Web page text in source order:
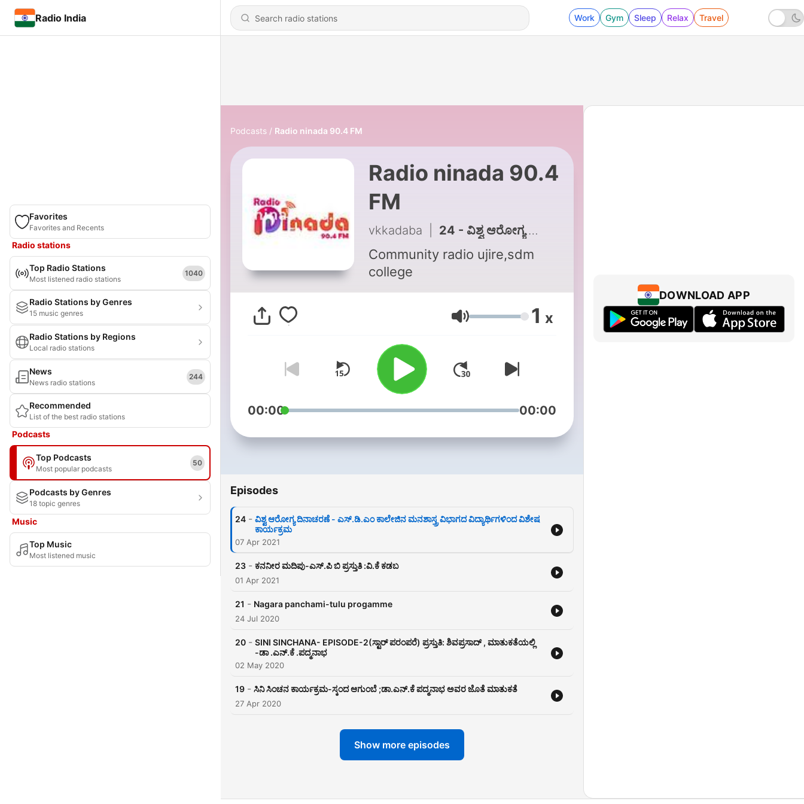
Radio India Work Gym Sleep Relax Travel
Favorites
Favorites and Recents
Radio stations
Top Radio Stations
Most listened radio stations
1040
Radio Stations by Genres
15 music genres
Radio Stations by Regions
Local radio stations
News
News radio stations
244
Recommended
List of the best radio stations
Podcasts
Top Podcasts
Most popular podcasts
50
Podcasts by Genres
18 topic genres
Music
Top Music
Most listened music
Podcasts Radio ninada 90.4 FM
Radio ninada 90.4
FM
vkkadaba 24 - ವಿಶ್ವ ಆರೋಗ್ಯ ದಿನಾಚರಣೆ - ಎಸ್.ಡಿ.ಎಂ ಕಾಲೇಜಿನ ಮನಶಾಸ್ತ್ರ ವಿಭಾಗದ ವಿದ್ಯಾರ್ಥಿಗಳಿಂದ ವಿಶೇಷ ಕಾರ್ಯಕ್ರಮ
Community radio ujire,sdm
college
Volume 1 x
00:00 00:00
Episodes
24 - ವಿಶ್ವ ಆರೋಗ್ಯ ದಿನಾಚರಣೆ - ಎಸ್.ಡಿ.ಎಂ ಕಾಲೇಜಿನ ಮನಶಾಸ್ತ್ರ ವಿಭಾಗದ ವಿದ್ಯಾರ್ಥಿಗಳಿಂದ ವಿಶೇಷ
ಕಾರ್ಯಕ್ರಮ
07 Apr 2021
23 - ಕನನೀರ ಮದಿಪು-ಎಸ್.ಪಿ ಬಿ ಪ್ರಸ್ತುತಿ :ವಿ.ಕೆ ಕಡಬ
01 Apr 2021
21 - Nagara panchami-tulu progamme
24 Jul 2020
20 - SINI SINCHANA- EPISODE-2(ಸ್ಟಾರ್ ಪರಂಪರೆ) ಪ್ರಸ್ತುತಿ: ಶಿವಪ್ರಸಾದ್ , ಮಾತುಕತೆಯಲ್ಲಿ
-ಡಾ .ಎನ್.ಕೆ .ಪದ್ಮನಾಭ
02 May 2020
19 - ಸಿನಿ ಸಿಂಚನ ಕಾರ್ಯಕ್ರಮ-ಸ್ಕಂದ ಆಗುಂಬೆ ;ಡಾ.ಎನ್.ಕೆ ಪದ್ಮನಾಭ ಅವರ ಜೊತೆ ಮಾತುಕತೆ
27 Apr 2020
Show more episodes
DOWNLOAD APP